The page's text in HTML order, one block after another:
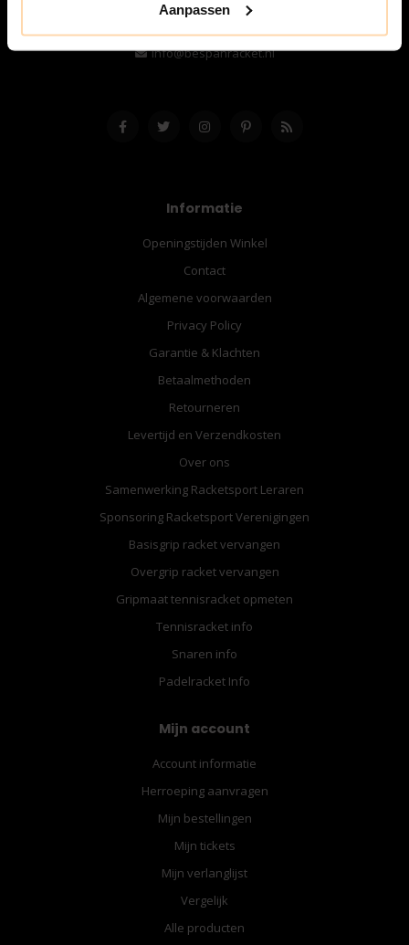
Aanpassen
06-57276080
info@bespanracket.nl
Informatie
Openingstijden Winkel
Contact
Algemene voorwaarden
Privacy Policy
Garantie & Klachten
Betaalmethoden
Retourneren
Levertijd en Verzendkosten
Over ons
Samenwerking Racketsport Leraren
Sponsoring Racketsport Verenigingen
Basisgrip racket vervangen
Overgrip racket vervangen
Gripmaat tennisracket opmeten
Tennisracket info
Snaren info
Padelracket Info
Mijn account
Account informatie
Herroeping aanvragen
Mijn bestellingen
Mijn tickets
Mijn verlanglijst
Vergelijk
Alle producten